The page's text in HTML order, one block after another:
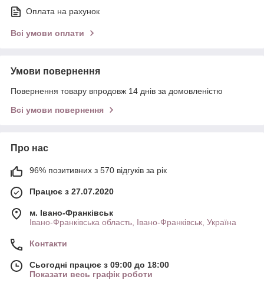
Оплата на рахунок
Всі умови оплати
Умови повернення
Повернення товару впродовж 14 днів за домовленістю
Всі умови повернення
Про нас
96% позитивних з 570 відгуків за рік
Працює з 27.07.2020
м. Івано-Франківськ
Івано-Франківська область, Івано-Франківськ, Україна
Контакти
Сьогодні працює з 09:00 до 18:00
Показати весь графік роботи